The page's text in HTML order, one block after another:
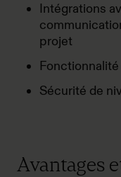
Intégrations
projet
Sécurité de
Avantages